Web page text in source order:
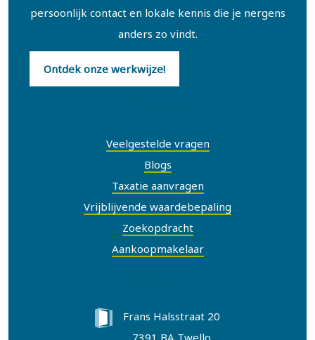
persoonlijk contact en lokale kennis die je nergens
anders zo vindt.
Ontdek onze werkwijze!
Veelgestelde vragen
Blogs
Taxatie aanvragen
Vrijblijvende waardebepaling
Zoekopdracht
Aankoopmakelaar
Frans Halsstraat 20